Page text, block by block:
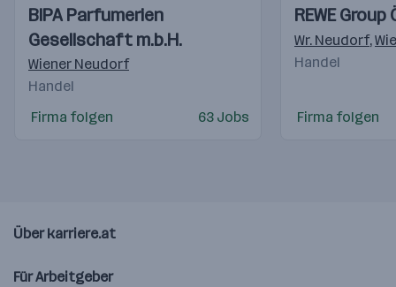
Videos
Einblicke
Einblicke
BIPA Parfumerien
Gesellschaft m.b.H.
Wiener Neudorf
Handel
Firma folgen
63 Jobs
Videos
Einblicke
Einblicke
REWE
Wr. Neudorf,
Handel
Firma folgen
Über karriere.at
Für Arbeitgeber